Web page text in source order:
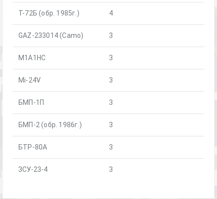
Т-72Б (обр. 1985г.) 4
GAZ-233014 (Camo) 3
M1A1HC 3
Mi-24V 3
БМП-1П 3
БМП-2 (обр. 1986г.) 3
БТР-80А 3
ЗСУ-23-4 3